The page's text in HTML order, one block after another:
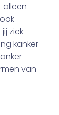
alleen
ziek
kanker
van